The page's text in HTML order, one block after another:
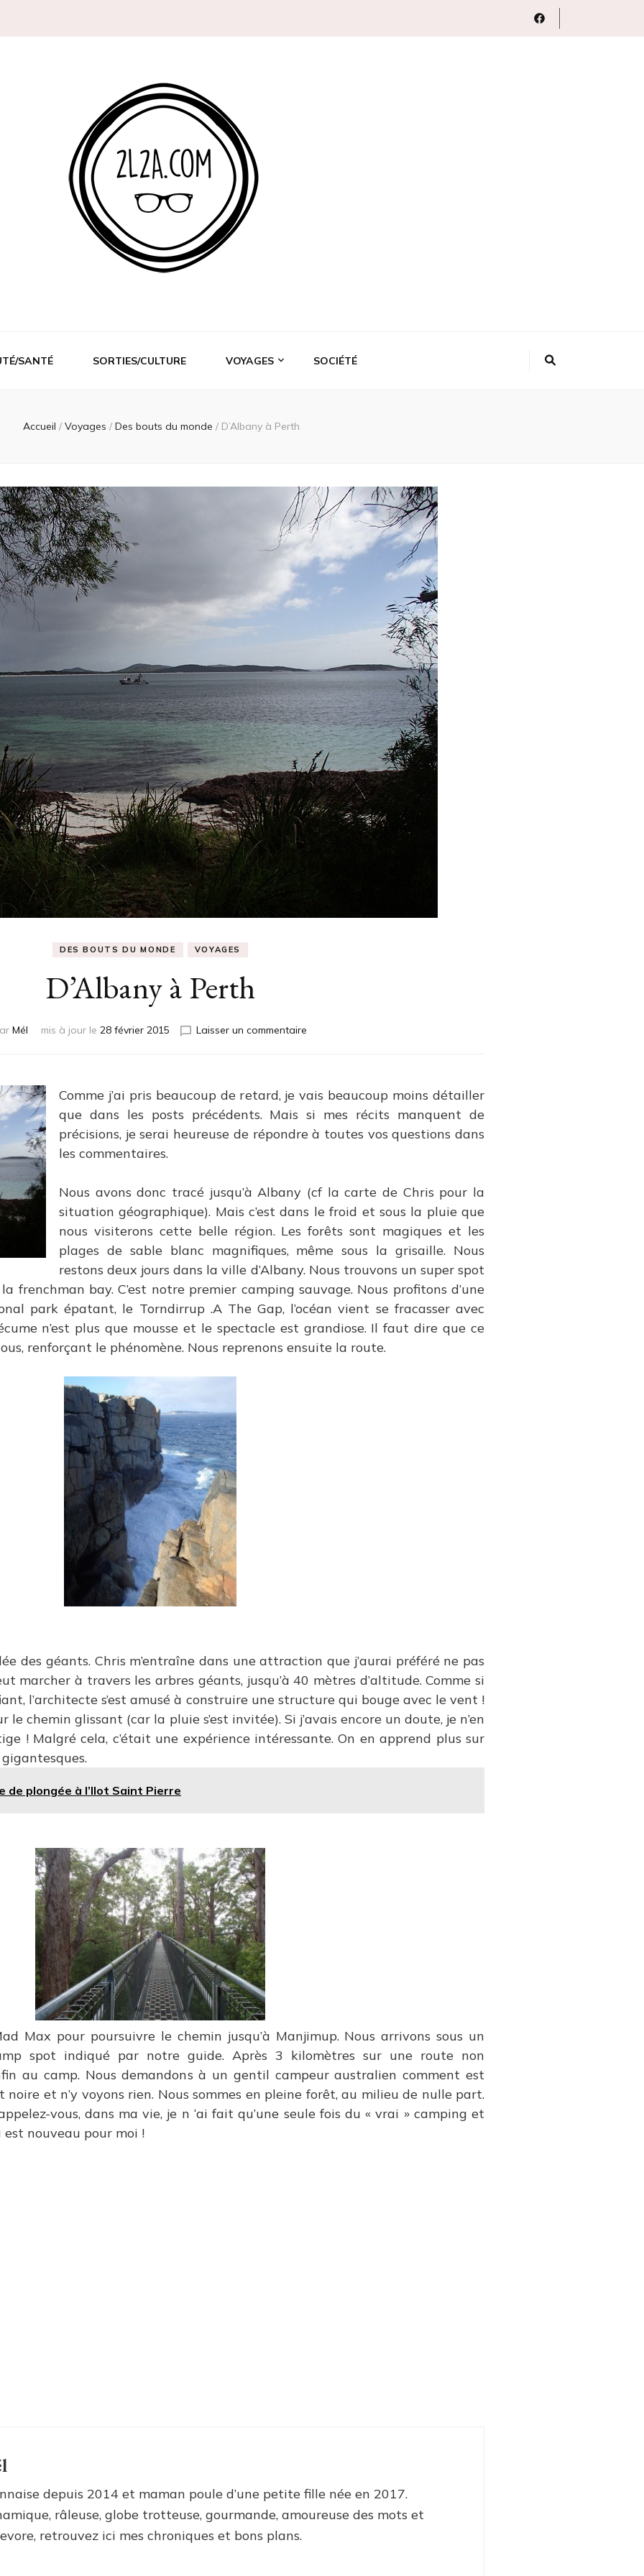
SANTÉ SORTIES/CULTURE VOYAGES SOCIÉTÉ
Accueil / Voyages / Des bouts du monde / D’Albany à Perth
DES BOUTS DU MONDE VOYAGES
D’Albany à Perth
Mél mis à jour le 28 février 2015 Laisser un commentaire
Comme j’ai pris beaucoup de retard, je vais beaucoup moins détailler
que dans les posts précédents. Mais si mes récits manquent de
précisions, je serai heureuse de répondre à toutes vos questions dans
les commentaires.
Nous avons donc tracé jusqu’à Albany (cf la carte de Chris pour la
situation géographique). Mais c’est dans le froid et sous la pluie que
nous visiterons cette belle région. Les forêts sont magiques et les
plages de sable blanc magnifiques, même sous la grisaille. Nous
restons deux jours dans la ville d’Albany. Nous trouvons un super spot
frenchman bay. C’est notre premier camping sauvage. Nous profitons d’une
park épatant, le Torndirrup .A The Gap, l’océan vient se fracasser avec
n’est plus que mousse et le spectacle est grandiose. Il faut dire que ce
renforçant le phénomène. Nous reprenons ensuite la route.
des géants. Chris m’entraîne dans une attraction que j’aurai préféré ne pas
marcher à travers les arbres géants, jusqu’à 40 mètres d’altitude. Comme si
l’architecte s’est amusé à construire une structure qui bouge avec le vent !
le chemin glissant (car la pluie s’est invitée). Si j’avais encore un doute, je n’en
! Malgré cela, c’était une expérience intéressante. On en apprend plus sur
de plongée à l’Ilot Saint Pierre
Max pour poursuivre le chemin jusqu’à Manjimup. Nous arrivons sous un
spot indiqué par notre guide. Après 3 kilomètres sur une route non
au camp. Nous demandons à un gentil campeur australien comment est
et n’y voyons rien. Nous sommes en pleine forêt, au milieu de nulle part.
vous, dans ma vie, je n ‘ai fait qu’une seule fois du « vrai » camping et
est nouveau pour moi !
depuis 2014 et maman poule d’une petite fille née en 2017.
râleuse, globe trotteuse, gourmande, amoureuse des mots et
retrouvez ici mes chroniques et bons plans.